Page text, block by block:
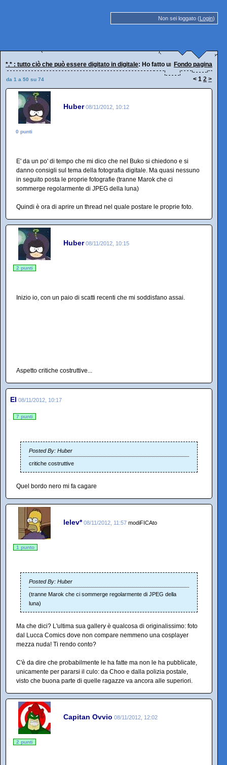
Non sei loggato (Login)
*.* : tutto ciò che può essere digitato in digitale: Ho fatto una foto...Fondo pagina
da 1 a 50 su 74 < 1 2 >
Huber 08/11/2012, 10:12
0 punti
E' da un po' di tempo che mi dico che nel Buko si chiedono e si
danno consigli sul tema della fotografia digitale. Ma quasi nessuno
in seguito posta le proprie fotografie (tranne Marok che ci
sommerge regolarmente di JPEG della luna)
Quindi è ora di aprire un thread nel quale postare le proprie foto.
Huber 08/11/2012, 10:15
2 punti
Inizio io, con un paio di scatti recenti che mi soddisfano assai.
Aspetto critiche costruttive...
El 08/11/2012, 10:17
7 punti
Posted By: Huber
critiche costruttive
Quel bordo nero mi fa cagare
lelev* 08/11/2012, 11:57 modiFICAto
1 punto
Posted By: Huber
(tranne Marok che ci sommerge regolarmente di JPEG della
luna)
Ma che dici? L'ultima sua gallery è qualcosa di originalissimo: foto
dal Lucca Comics dove non compare nemmeno una cosplayer
mezza nuda! Ti rendo conto?
C'è da dire che probabilmente le ha fatte ma non le ha pubblicate,
unicamente per pararsi il culo: da Choo e dalla polizia postale,
visto che buona parte di quelle ragazze va ancora alle superiori.
Capitan Ovvio 08/11/2012, 12:02
2 punti